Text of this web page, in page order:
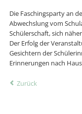
Die Faschingsparty an
Abwechslung vom
Schülerschaft, sich
Der Erfolg der
Gesichtern der
Erinnerungen nach
Zurück